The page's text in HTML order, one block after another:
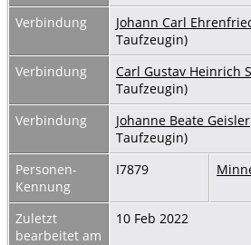
Verbindung
Johann Carl
Taufzeugin)
Verbindung
Carl Gustav Heinrich
Taufzeugin)
Verbindung
Johanne Beate Geisler
Taufzeugin)
Personen-
Kennung
I7879
Zuletzt
bearbeitet am
10 Feb 2022